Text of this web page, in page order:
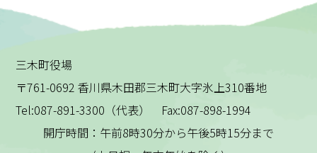
三木町役場
〒761-0692 香川県木田郡三木町大字氷上310番地
Tel:087-891-3300（代表） Fax:087-898-1994
開庁時間：午前8時30分から午後5時15分まで